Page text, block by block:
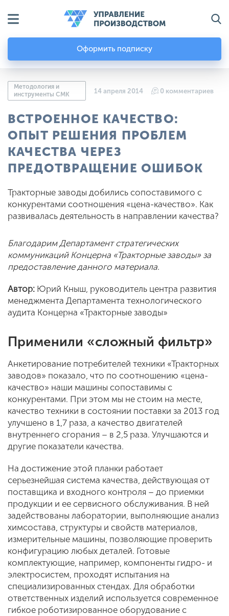
Оформить подписку
Методология и
инструменты СМК
14 апреля 2014 0 комментариев
ВСТРОЕННОЕ КАЧЕСТВО:
ОПЫТ РЕШЕНИЯ ПРОБЛЕМ
КАЧЕСТВА ЧЕРЕЗ
ПРЕДОТВРАЩЕНИЕ ОШИБОК
Тракторные заводы добились сопоставимого с
конкурентами соотношения «цена-качество». Как
развивалась деятельность в направлении качества?
Благодарим Департамент стратегических
коммуникаций Концерна «Тракторные заводы» за
предоставление данного материала.
Автор: Юрий Кныш, руководитель центра развития
менеджмента Департамента технологического
аудита Концерна «Тракторные заводы»
Применили «сложный фильтр»
Анкетирование потребителей техники «Тракторных
заводов» показало, что по соотношению «цена-
качество» наши машины сопоставимы с
конкурентами. При этом мы не стоим на месте,
качество техники в состоянии поставки за 2013 год
улучшено в 1,7 раза, а качество двигателей
внутреннего сгорания – в 2,5 раза. Улучшаются и
другие показатели качества.
На достижение этой планки работает
серьезнейшая система качества, действующая от
поставщика и входного контроля – до приемки
продукции и ее сервисного обслуживания. В ней
задействованы лаборатории, выполняющие анализ
химсостава, структуры и свойств материалов,
измерительные машины, позволяющие проверить
конфигурацию любых деталей. Готовые
комплектующие, например, компоненты гидро- и
электросистем, проходят испытания на
специализированных стендах. Для обработки
ответственных изделий используется современное
гибкое роботизированное оборудование с